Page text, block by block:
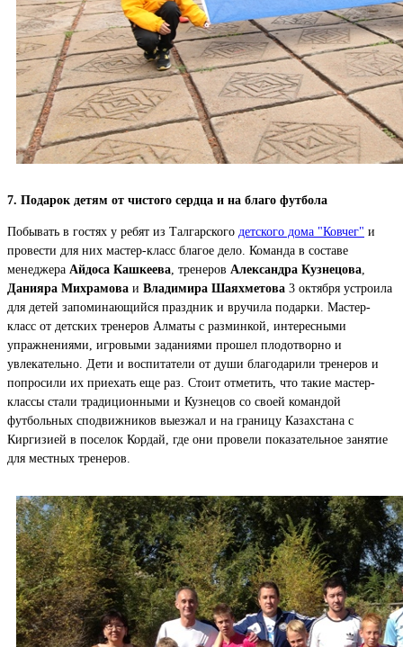
7. Подарок детям от чистого сердца и на благо футбола
Побывать в гостях у ребят из Талгарского детского дома "Ковчег" и
провести для них мастер-класс благое дело. Команда в составе
менеджера Айдоса Кашкеева , тренеров Александра Кузнецова
Данияра Михрамова и Владимира Шаяхметова 3 октября устроила
для детей запоминающийся праздник и вручила подарки. Мастер-
класс от детских тренеров Алматы с разминкой, интересными
упражнениями, игровыми заданиями прошел плодотворно и
увлекательно. Дети и воспитатели от души благодарили тренеров и
попросили их приехать еще раз. Стоит отметить, что такие мастер-
классы стали традиционными и Кузнецов со своей командой
футбольных сподвижников выезжал и на границу Казахстана с
Киргизией в поселок Кордай, где они провели показательное занятие
для местных тренеров.